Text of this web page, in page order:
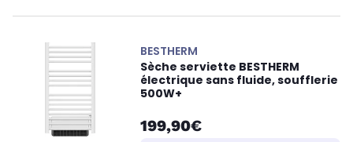
BESTHERM
Sèche serviette BESTHERM
électrique sans fluide, soufflerie
500W+
199,90€